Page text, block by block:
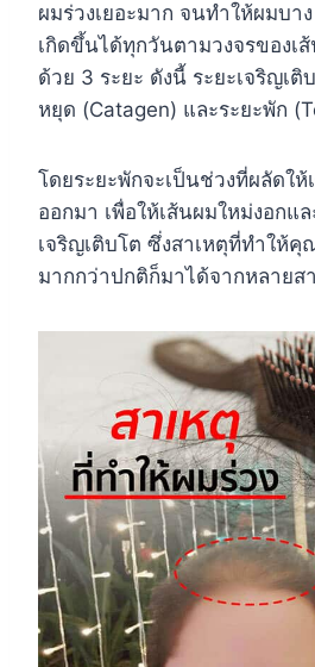
ผมร่วงเยอะมาก จนทำให้ผมบ
เกิดขึ้นได้ทุกวันตามวงจรของเ
ด้วย 3 ระยะ ดังนี้ ระยะเจริญเติ
หยุด (Catagen) และระยะพัก
โดยระยะพักจะเป็นช่วงที่ผลัดให้
ออกมา เพื่อให้เส้นผมใหม่งอกแล
เจริญเติบโต ซึ่งสาเหตุที่ทำให้
มากกว่าปกติก็มาได้จากหลายส